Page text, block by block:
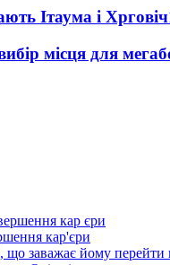
Ітаума і Хрговіч
місця для
кар'єри
що заважає йому перейти